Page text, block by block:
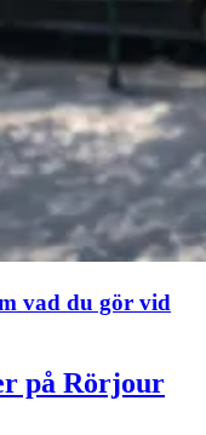
vad du gör vid
på Rörjour